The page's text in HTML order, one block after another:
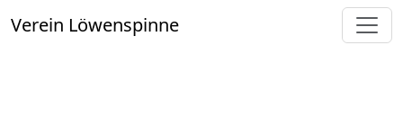
Verein Löwenspinne